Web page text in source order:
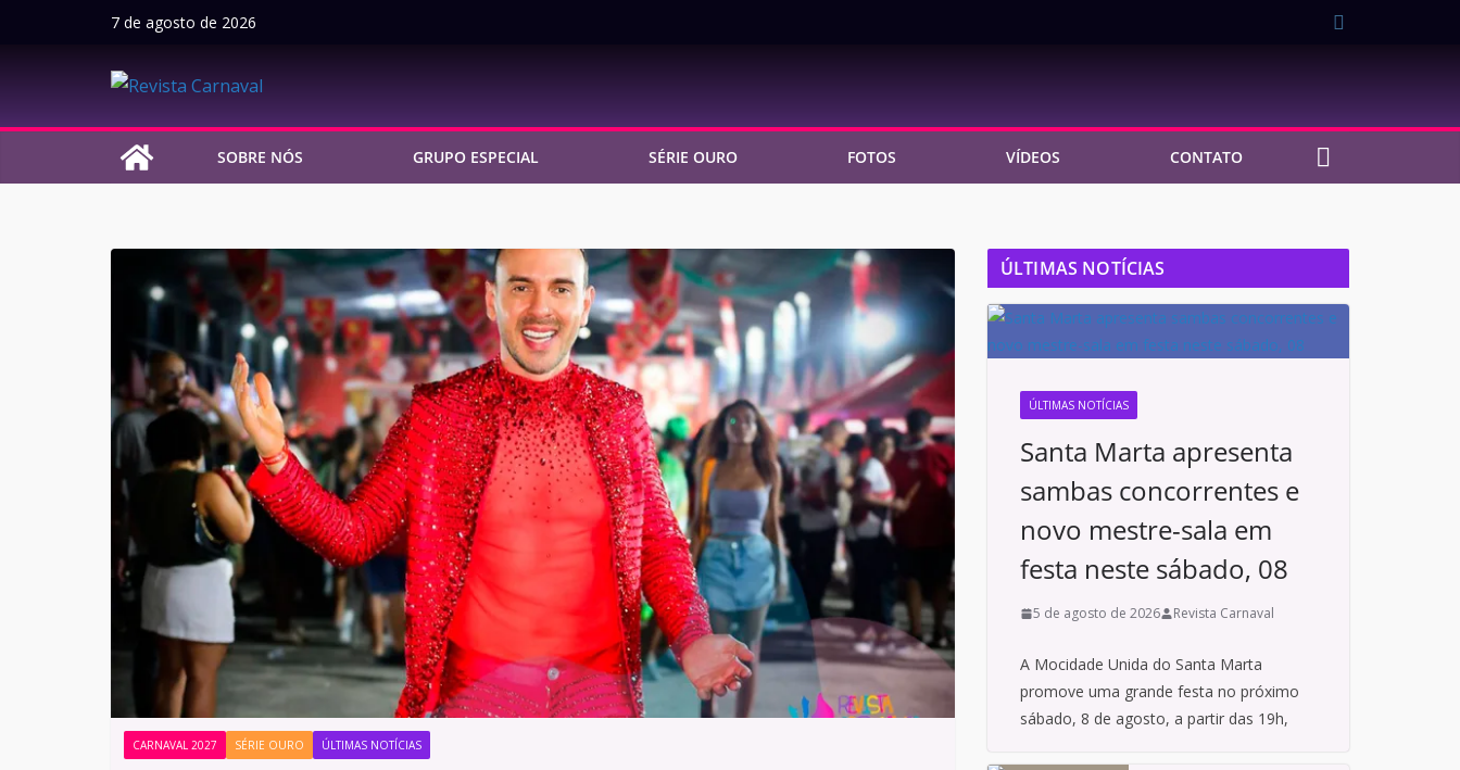
7 de agosto de 2026
SOBRE NÓS GRUPO ESPECIAL SÉRIE OURO FOTOS VÍDEOS CONTATO
CARNAVAL 2027 SÉRIE OURO ÚLTIMAS NOTÍCIAS
ÚLTIMAS NOTÍCIAS
ÚLTIMAS NOTÍCIAS
Santa Marta apresenta
sambas concorrentes e
novo mestre-sala em
festa neste sábado, 08
5 de agosto de 2026 Revista Carnaval
A Mocidade Unida do Santa Marta
promove uma grande festa no próximo
sábado, 8 de agosto, a partir das 19h,